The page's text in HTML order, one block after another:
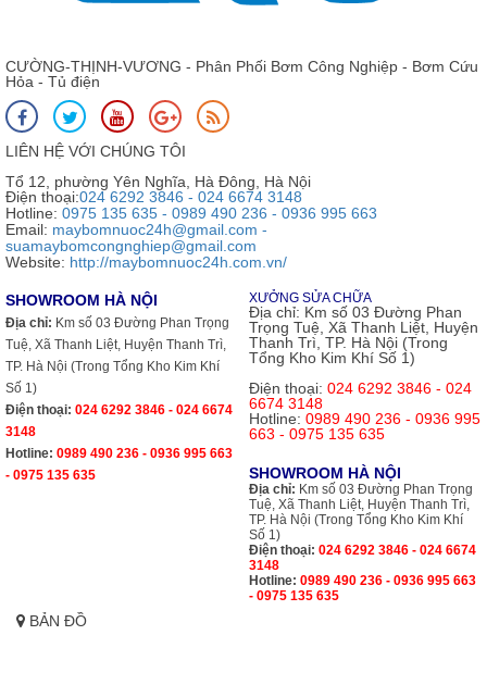
CƯỜNG-THỊNH-VƯƠNG - Phân Phối Bơm Công Nghiệp - Bơm Cứu
Hỏa - Tủ điện
LIÊN HỆ VỚI CHÚNG TÔI
Tổ 12, phường Yên Nghĩa, Hà Đông, Hà Nội
Điện thoại:024 6292 3846 - 024 6674 3148
Hotline: 0975 135 635 - 0989 490 236 - 0936 995 663
Email: maybomnuoc24h@gmail.com -
suamaybomcongnghiep@gmail.com
Website: http://maybomnuoc24h.com.vn/
SHOWROOM HÀ NỘI
Địa chỉ: Km số 03 Đường Phan Trọng
Tuệ, Xã Thanh Liệt, Huyện Thanh Trì,
TP. Hà Nội (Trong Tổng Kho Kim Khí
Số 1)
Điện thoại: 024 6292 3846 - 024 6674
3148
Hotline: 0989 490 236 - 0936 995 663
- 0975 135 635
XƯỞNG SỬA CHỮA
Địa chỉ: Km số 03 Đường Phan
Trọng Tuệ, Xã Thanh Liệt, Huyện
Thanh Trì, TP. Hà Nội (Trong
Tổng Kho Kim Khí Số 1)
Điện thoại: 024 6292 3846 - 024
6674 3148
Hotline: 0989 490 236 - 0936 995
663 - 0975 135 635
SHOWROOM HÀ NỘI
Địa chỉ: Km số 03 Đường Phan Trọng
Tuệ, Xã Thanh Liệt, Huyện Thanh Trì,
TP. Hà Nội (Trong Tổng Kho Kim Khí
Số 1)
Điện thoại: 024 6292 3846 - 024 6674
3148
Hotline: 0989 490 236 - 0936 995 663
- 0975 135 635
BẢN ĐỒ